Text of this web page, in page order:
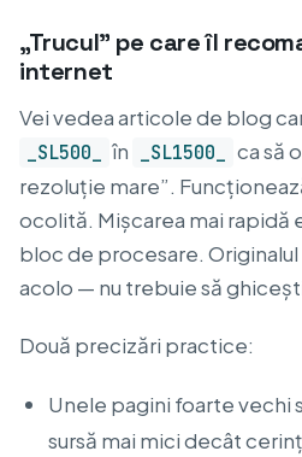
„Trucul” pe care îl
internet
Vei vedea articole de blog
_SL500_ în _SL1500_
ca să
rezoluție mare”.
ocolită. Mișcarea mai rapidă
bloc de procesare.
acolo — nu trebuie să
Două precizări practice:
Unele pagini foarte vechi
sursă mai mici decât